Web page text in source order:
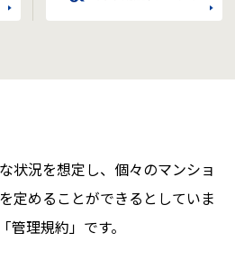
状況を想定し、個々のマンショ
定めることができるとしていま
管理規約」です。